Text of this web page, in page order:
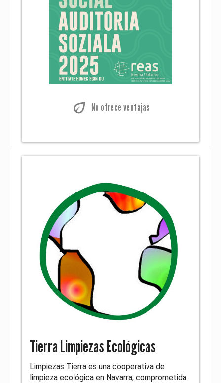
eco No ofrece ventajas
Tierra Limpiezas Ecológicas
Limpiezas Tierra es una cooperativa de
limpieza ecológica en Navarra, comprometida